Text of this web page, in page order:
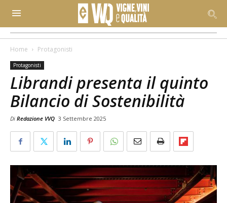
Home Protagonisti
Protagonisti
Librandi presenta il quinto
Bilancio di Sostenibilità
Di Redazione VVQ 3 Settembre 2025